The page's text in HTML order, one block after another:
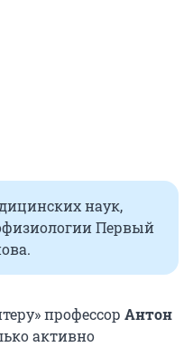
наук,
Первый
профессор Антон
активно